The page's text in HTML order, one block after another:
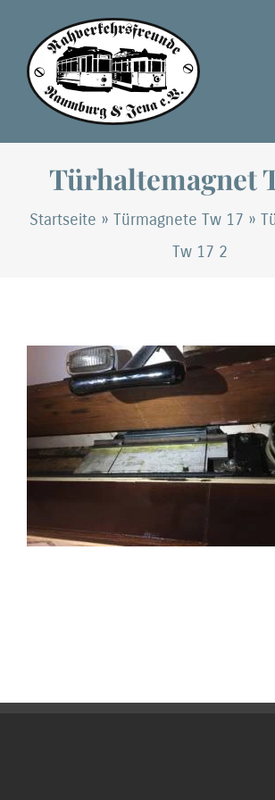
Inhalt
springen
Türhaltemagnet
Startseite » Türmagnete Tw 17 »
Tw 17 2